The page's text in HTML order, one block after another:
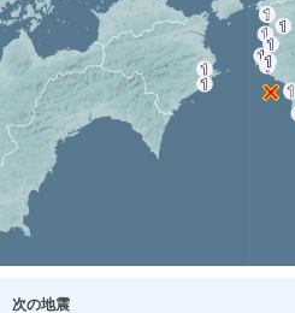
次の地震